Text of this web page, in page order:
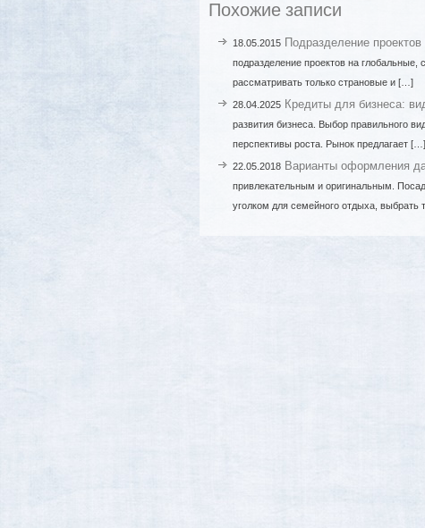
Похожие записи
18.05.2015 Подразделение проектов
подразделение проектов на
рассматривать только страновые и […]
28.04.2025 Кредиты для бизнеса:
развития бизнеса. Выбор правильного
перспективы роста. Рынок предлагает […]
22.05.2018 Варианты оформления
привлекательным и оригинальным.
уголком для семейного отдыха, выбрать